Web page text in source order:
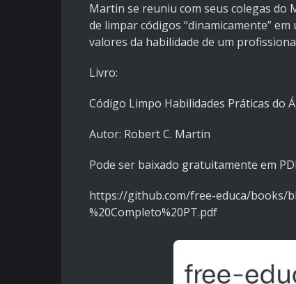
Martin se reuniu com seus colegas do
de limpar códigos “dinamicamente”
valores da habilidade de um
Livro:
Código Limpo Habilidades Práticas do
Autor: Robert C. Martin
Pode ser baixado gratuitamente em
https://github.com/free-educa/books/
%20Completo%20PT.pdf